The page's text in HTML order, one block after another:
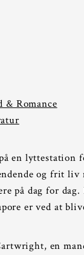
Romance
en lyttestation
og frit liv
på dag for dag.
er ved at
en